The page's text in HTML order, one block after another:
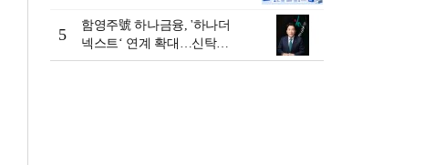
5
함영주號 하나금융, '하나더
넥스트‘ 연계 확대…신탁수
수료 2배 증가 효과 [금융 시